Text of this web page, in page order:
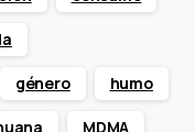
género humo
MDMA